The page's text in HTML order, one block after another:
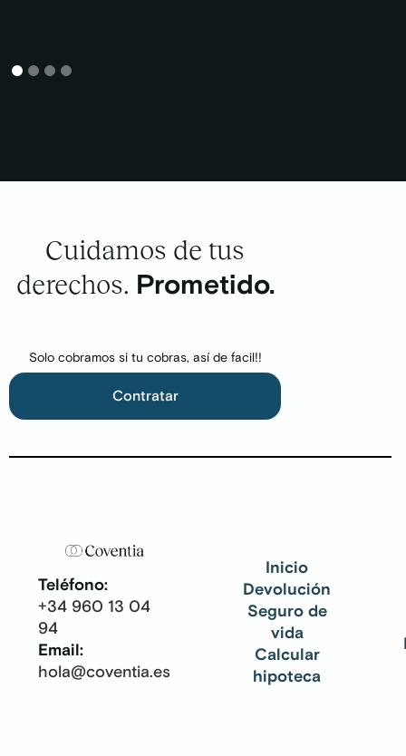
Cuidamos de tus
derechos. Prometido.
Solo cobramos si tu cobras, así de facil!!
Contratar
Teléfono:
+34 960 13 04
94
Email:
hola@coventia.es
Inicio
Devolución
Seguro de
vida
Calcular
hipoteca